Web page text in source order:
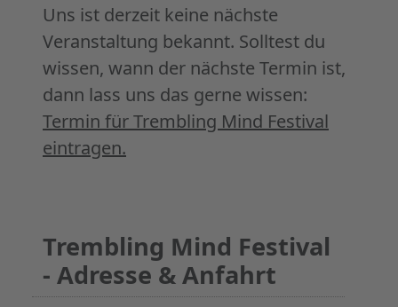
Uns ist derzeit keine nächste
Veranstaltung bekannt. Solltest du
wissen, wann der nächste Termin ist,
dann lass uns das gerne wissen:
Termin für Trembling Mind Festival
eintragen.
Trembling Mind Festival
- Adresse & Anfahrt